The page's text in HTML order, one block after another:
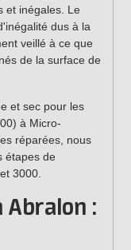
et inégales. Le
dus à la
veillé à ce que
de la surface de
et sec pour les
à Micro-
réparées, nous
étapes de
3000.
Abralon :